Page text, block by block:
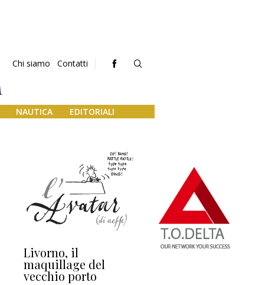
Chi siamo Contatti
NAUTICA EDITORIALI
Livorno, il
maquillage del
vecchio porto
L’uscita di scena di